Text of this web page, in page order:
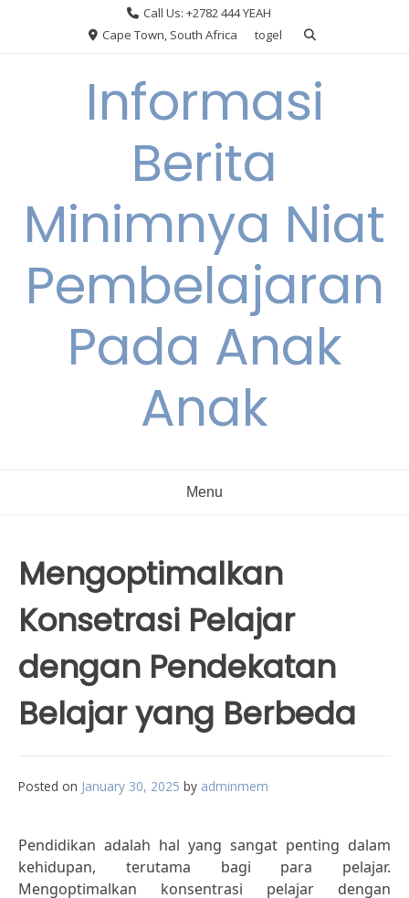
Call Us: +2782 444 YEAH
Cape Town, South Africa
togel
Informasi
Berita
Minimnya Niat
Pembelajaran
Pada Anak
Anak
Menu
Mengoptimalkan
Konsetrasi Pelajar
dengan Pendekatan
Belajar yang Berbeda
Posted on January 30, 2025 by adminmem
Pendidikan adalah hal yang sangat penting dalam
kehidupan, terutama bagi para pelajar.
Mengoptimalkan konsentrasi pelajar dengan